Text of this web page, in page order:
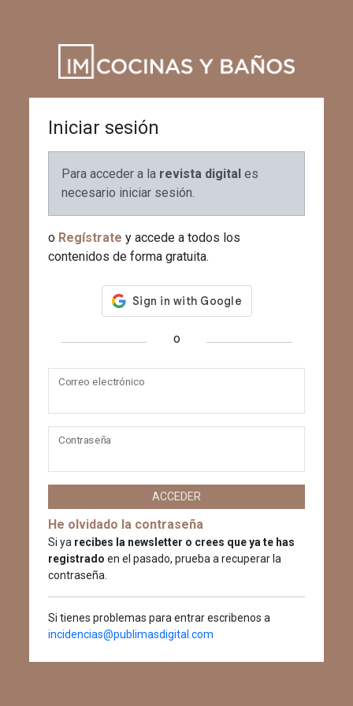
Iniciar sesión
Para acceder a la revista digital es
necesario iniciar sesión.
o Regístrate y accede a todos los
contenidos de forma gratuita.
o
Correo electrónico
Contraseña
ACCEDER
He olvidado la contraseña
Si ya recibes la newsletter o crees que ya te has
registrado en el pasado, prueba a recuperar la
contraseña.
Si tienes problemas para entrar escribenos a
incidencias@publimasdigital.com